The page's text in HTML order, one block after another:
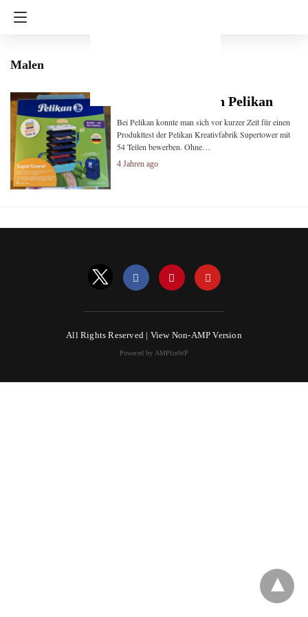
Malen
Kreativfabrik von Pelikan
Bei Pelikan konnte man sich vor kurzer Zeit für einen
Produkttest der Pelikan Kreativfabrik Supertower mit
54 Teilen bewerben. Ohne…
4 Jahren ago
All Rights Reserved | View Non-AMP Version
Powered by AMPforWP